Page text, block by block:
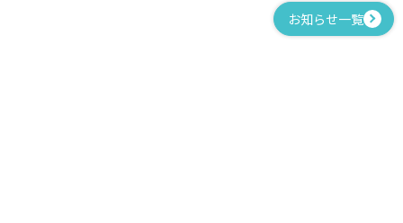
お知らせ一覧